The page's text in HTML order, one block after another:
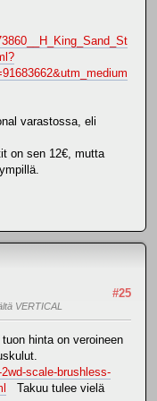
varastossa, eli
on sen 12€, mutta
#25
VERTICAL
hinta on veroineen
scale-brushless-
Takuu tulee vielä